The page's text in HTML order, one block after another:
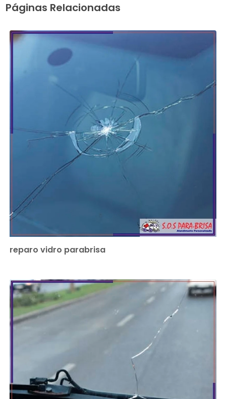
Páginas Relacionadas
reparo vidro parabrisa